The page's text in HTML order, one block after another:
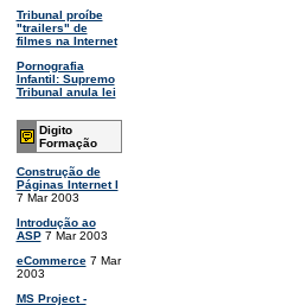
Tribunal proíbe
"trailers" de
filmes na Internet
Pornografia
Infantil: Supremo
Tribunal anula lei
Digito
Formação
Construção de
Páginas Internet I
7 Mar 2003
Introdução ao
ASP7 Mar 2003
eCommerce7 Mar
2003
MS Project -